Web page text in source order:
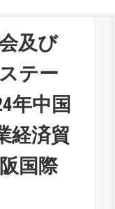
及び
テー
年中国
経済貿
国際